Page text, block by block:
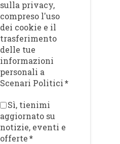
sulla privacy,
compreso l'uso
dei cookie e il
trasferimento
delle tue
informazioni
personali a
Scenari Politici*
Sì, tienimi
aggiornato su
notizie, eventi e
offerte*